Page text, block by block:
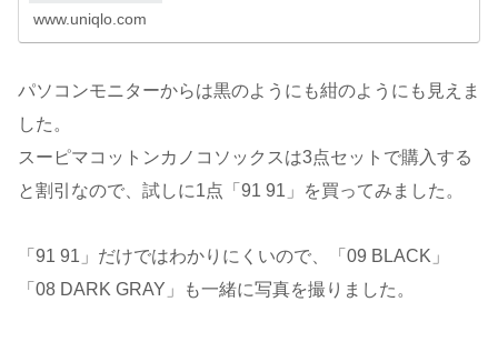
www.uniqlo.com
パソコンモニターからは黒のようにも紺のようにも見えま
した。
スーピマコットンカノコソックスは3点セットで購入する
と割引なので、試しに1点「91 91」を買ってみました。
「91 91」だけではわかりにくいので、「09 BLACK」
「08 DARK GRAY」も一緒に写真を撮りました。